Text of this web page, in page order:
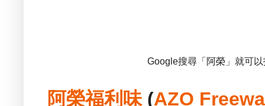
Google搜尋「阿榮」就可
阿榮福利味(AZO